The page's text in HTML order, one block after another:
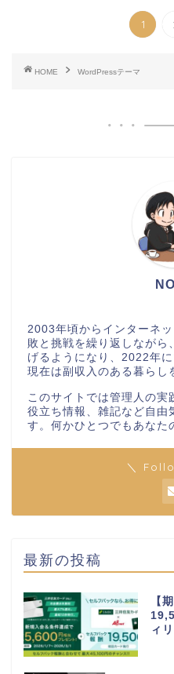
1
HOME WordPressテーマ
2003年頃からインターネ
敗と挑戦を繰り返しなが
げるようになり、2022年
現在は副収入のある暮らし
このサイトでは管理人の実
役立ち情報、雑記など自由
す。何かひとつでもあなた
＼
最新の投稿
【
ィ